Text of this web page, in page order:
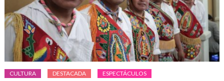
CULTURA DESTACADA ESPECTÁCULOS